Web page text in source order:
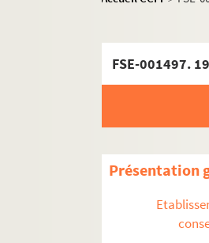
FSE-001497.
Présentation